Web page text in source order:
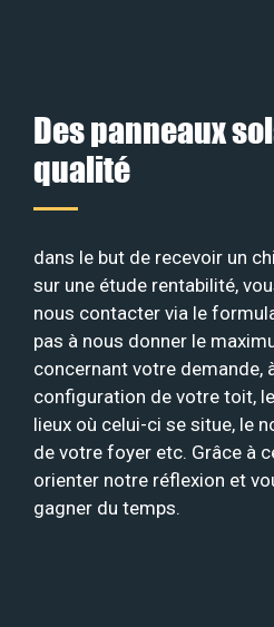
Des panneaux
qualité
dans le but de recevoir un
sur une étude rentabilité,
nous contacter via le
pas à nous donner le
concernant votre demande,
configuration de votre toit,
lieux où celui-ci se situe, le
de votre foyer etc. Grâce à
orienter notre réflexion et
gagner du temps.